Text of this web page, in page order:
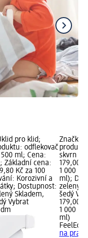
pro klid;
odflekovač
ml; Cena:
Základní cena:
Kč za 100
Korozivní a
Dostupnost:
Skladem,
Vybrat
Značka:
skvrn
179,00
1 000 ml
ml);
zelený
šedý
179,00
1 000 ml
ml)
FeelEco
na